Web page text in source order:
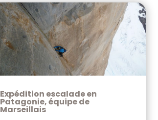
Expédition escalade en
Patagonie, équipe de
Marseillais